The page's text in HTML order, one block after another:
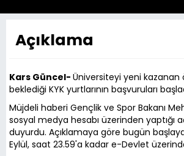
Açıklama
Kars Güncel- Üniversiteyi yeni
beklediği KYK yurtlarının başvuruları
Müjdeli haberi Gençlik ve Spor Bakanı
sosyal medya hesabı üzerinden yaptığı
duyurdu. Açıklamaya göre bugün
Eylül, saat 23.59'a kadar e-Devlet